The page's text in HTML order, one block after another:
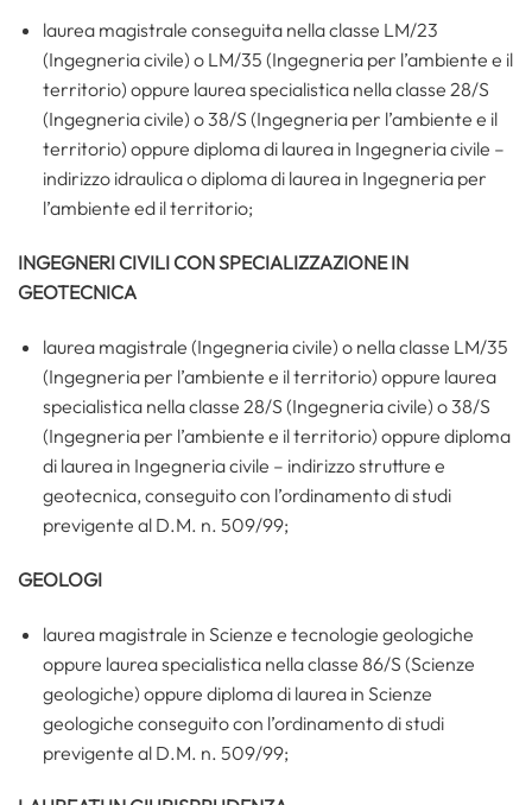
laurea magistrale conseguita nella classe LM/23
(Ingegneria civile) o LM/35 (Ingegneria per l’ambiente e il
territorio) oppure laurea specialistica nella classe 28/S
(Ingegneria civile) o 38/S (Ingegneria per l’ambiente e il
territorio) oppure diploma di laurea in Ingegneria civile –
indirizzo idraulica o diploma di laurea in Ingegneria per
l’ambiente ed il territorio;
INGEGNERI CIVILI CON SPECIALIZZAZIONE IN
GEOTECNICA
laurea magistrale (Ingegneria civile) o nella classe LM/35
(Ingegneria per l’ambiente e il territorio) oppure laurea
specialistica nella classe 28/S (Ingegneria civile) o 38/S
(Ingegneria per l’ambiente e il territorio) oppure diploma
di laurea in Ingegneria civile – indirizzo strutture e
geotecnica, conseguito con l’ordinamento di studi
previgente al D.M. n. 509/99;
GEOLOGI
laurea magistrale in Scienze e tecnologie geologiche
oppure laurea specialistica nella classe 86/S (Scienze
geologiche) oppure diploma di laurea in Scienze
geologiche conseguito con l’ordinamento di studi
previgente al D.M. n. 509/99;